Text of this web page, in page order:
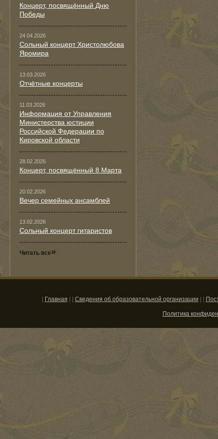
Концерт, посвящённый Дню
Победы
24.04.2026
Сольный концерт Христолюбова
Яромира
13.03.2026
Отчётные концерты
11.03.2026
Информация от Управления
Министерства юстиции
Российской Федерации по
Кировской области
28.02.2026
Концерт, посвящённый 8 Марта
20.02.2026
Вечер семейных ансамблей
13.02.2026
Сольный концерт гитаристов
Читать все»
Главная Сведения об образовательной организации
Политика